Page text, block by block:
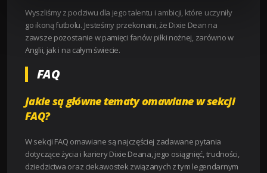
Wyszliśmy z podziwu dla jego talentu i ambicji, które uczyniły
go ikoną futbolu. Jesteśmy przekonani, że Dixie Dean na
zawsze pozostanie w pamięci fanów piłki nożnej, zarówno w
Anglii, jak i na całym świecie.
FAQ
Jakie są główne tematy omawiane w sekcji
FAQ?
W sekcji FAQ omawiane są najczęściej zadawane pytania
dotyczące życia i kariery Dixie Deana, jego osiągnięć, trudności,
dziedzictwa oraz ciekawostek związanych z tym legendarnym